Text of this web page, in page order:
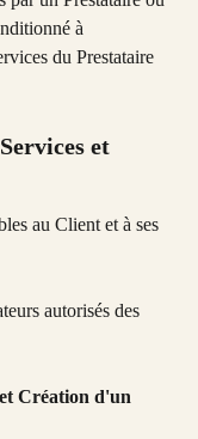
à
du Prestataire
et
au Client et à ses
autorisés des
Création d'un